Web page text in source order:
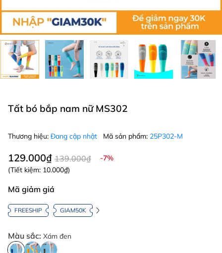
Tất bó bắp nam nữ MS302
Thương hiệu: Đang cập nhật Mã sản phẩm: 25P302-M
129.000₫ 139.000₫
-7%
(Tiết kiệm: 10.000₫)
Mã giảm giá
FREESHIP GIAM50K
Màu sắc: Xám đen